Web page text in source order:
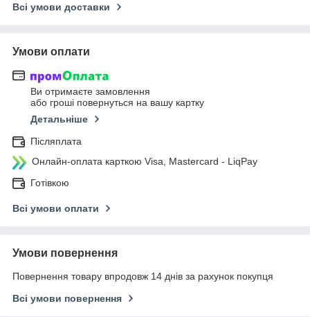
Всі умови доставки
Умови оплати
Ви отримаєте замовлення
або гроші повернуться на вашу картку
Детальніше
Післяплата
Онлайн-оплата карткою Visa, Mastercard - LiqPay
Готівкою
Всі умови оплати
Умови повернення
Повернення товару впродовж 14 днів за рахунок покупця
Всі умови повернення